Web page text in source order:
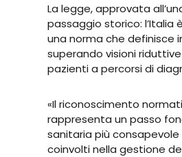
La legge, approvata
passaggio storico:
una norma che definisce
superando visioni
pazienti a percorsi di
«Il riconoscimento
rappresenta un passo
sanitaria più
coinvolti nella gestione